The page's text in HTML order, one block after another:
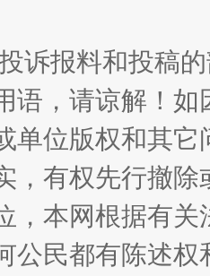
术幻境
诉报料和投稿
语，请谅解！
单位版权和其它
，有权先行撤
，本网根据有
公民都有陈述